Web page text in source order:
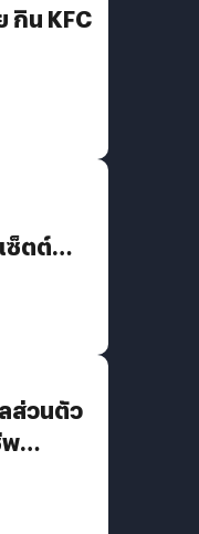
กิน KFC
ซ็ตต์
ส่วนตัว
พ
อร์